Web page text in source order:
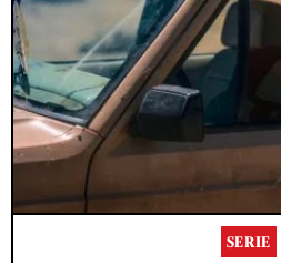
SERIE